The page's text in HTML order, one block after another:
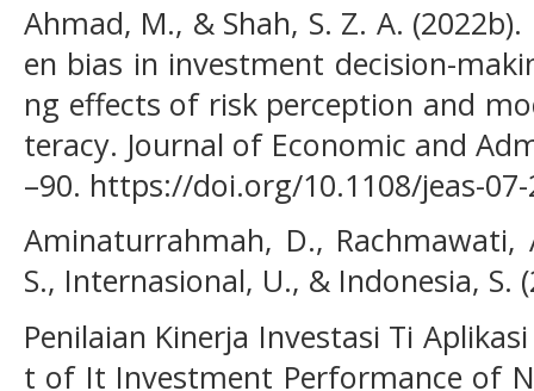
Ahmad, M., & Shah, S. Z. A.
en bias in investment decision-
ng effects of risk perception and
teracy. Journal of Economic and
–90. https://doi.org/10.1108/jeas-07-
Aminaturrahmah, D., Rachmawati,
S., Internasional, U., & Indonesia, S.
Penilaian Kinerja Investasi Ti
t of It Investment Performance of